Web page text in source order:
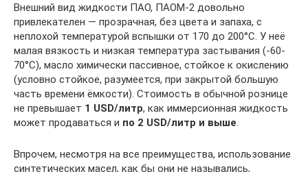
Внешний вид жидкости ПАО, ПАОМ-2 довольно
привлекателен — прозрачная, без цвета и запаха, с
неплохой температурой вспышки от 170 до 200°C. У неё
малая вязкость и низкая температура застывания (-60-
70°C), масло химически пассивное, стойкое к окислению
(условно стойкое, разумеется, при закрытой большую
часть времени ёмкости). Стоимость в обычной рознице
не превышает 1 USD/литр, как иммерсионная жидкость
может продаваться и по 2 USD/литр и выше.
Впрочем, несмотря на все преимущества, использование
синтетических масел, как бы они не назывались,